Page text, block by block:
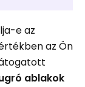
e az
az Ön
ablakok